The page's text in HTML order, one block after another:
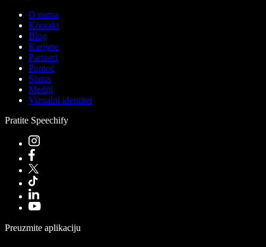
O nama
Kontakt
Blog
Karijere
Partneri
Pomoć
Status
Mediji
Vizualni identitet
Pratite Speechify
Preuzmite aplikaciju